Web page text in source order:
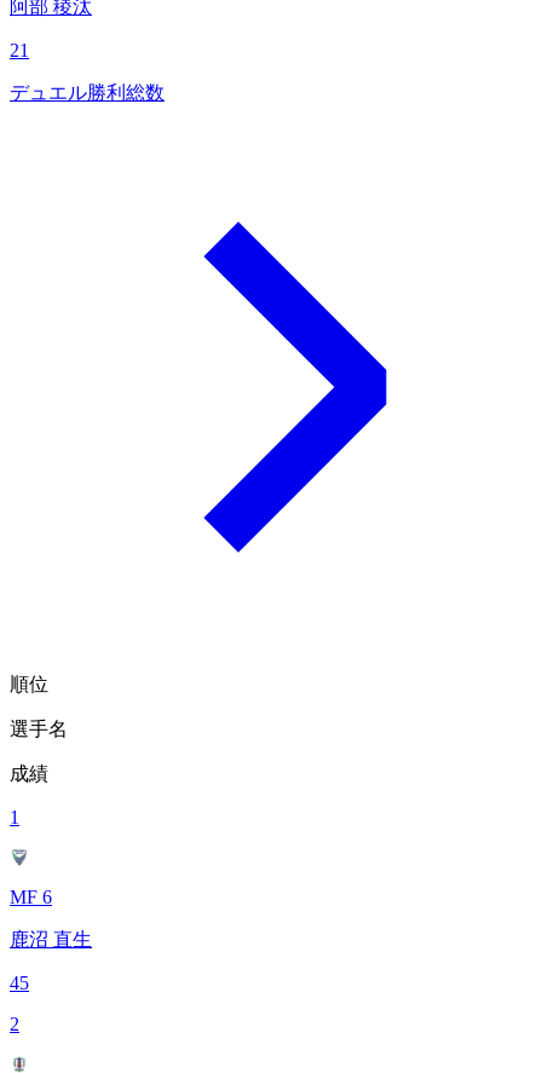
阿部 稜汰
21
デュエル勝利総数
順位
選手名
成績
1
MF 6
鹿沼 直生
45
2